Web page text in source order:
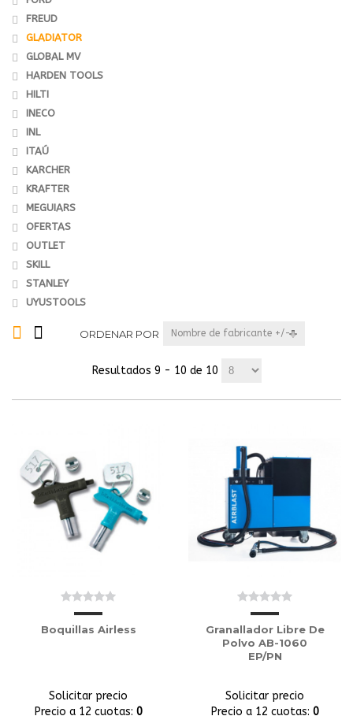
FREUD
GLADIATOR
GLOBAL MV
HARDEN TOOLS
HILTI
INECO
INL
ITAÚ
KARCHER
KRAFTER
MEGUIARS
OFERTAS
OUTLET
SKILL
STANLEY
UYUSTOOLS
ORDENAR POR Nombre de fabricante +/-
Resultados 9 - 10 de 10
Boquillas Airless
Solicitar precio
Precio a 12 cuotas: 0
Granallador Libre De
Polvo AB-1060
EP/PN
Solicitar precio
Precio a 12 cuotas: 0